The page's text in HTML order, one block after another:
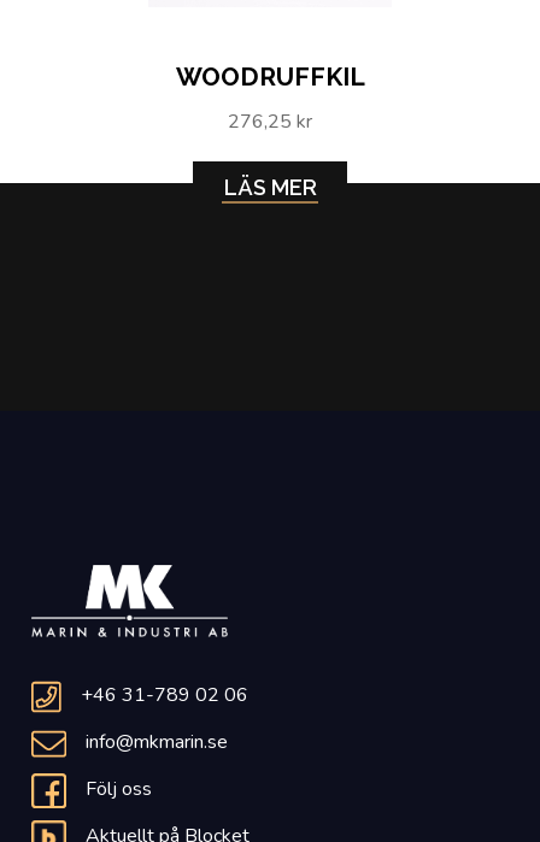
WOODRUFFKIL
276,25 kr
LÄS MER
+46 31-789 02 06
info@mkmarin.se
Följ oss
Aktuellt på Blocket